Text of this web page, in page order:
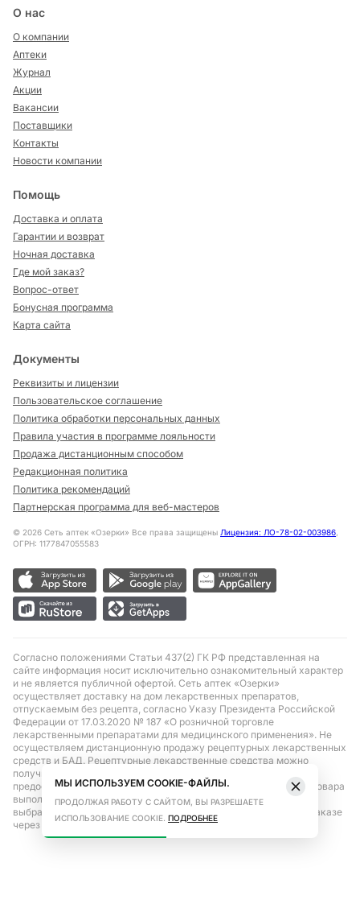
О нас
О компании
Аптеки
Журнал
Акции
Вакансии
Поставщики
Контакты
Новости компании
Помощь
Доставка и оплата
Гарантии и возврат
Ночная доставка
Где мой заказ?
Вопрос-ответ
Бонусная программа
Карта сайта
Документы
Реквизиты и лицензии
Пользовательское соглашение
Политика обработки персональных данных
Правила участия в программе лояльности
Продажа дистанционным способом
Редакционная политика
Политика рекомендаций
Партнерская программа для веб-мастеров
© 2026 Сеть аптек «Озерки» Все права защищены Лицензия: ЛО-78-02-003986,
ОГРН: 1177847055583
Согласно положениями Статьи 437(2) ГК РФ представленная на
сайте информация носит исключительно ознакомительный характер
и не является публичной офертой. Сеть аптек «Озерки»
осуществляет доставку на дом лекарственных препаратов,
отпускаемым без рецепта, согласно Указу Президента Российской
Федерации от 17.03.2020 № 187 «О розничной торговле
лекарственными препаратами для медицинского применения». Не
осуществляем дистанционную продажу рецептурных лекарственных
средств и БАД. Рецептурные лекарственные средства можно
получить только при помощи самовывоза в аптеке при
предоставлении рецепта, выписанного врачом. Бронирование товара
выполняется при условиях последующего выкупа заказа в
выбранном аптечном пункте. Цена действительна только при заказе
через сайт.
МЫ ИСПОЛЬЗУЕМ COOKIE-ФАЙЛЫ.
ПРОДОЛЖАЯ РАБОТУ С САЙТОМ, ВЫ РАЗРЕШАЕТЕ
ИСПОЛЬЗОВАНИЕ COOKIE. ПОДРОБНЕЕ